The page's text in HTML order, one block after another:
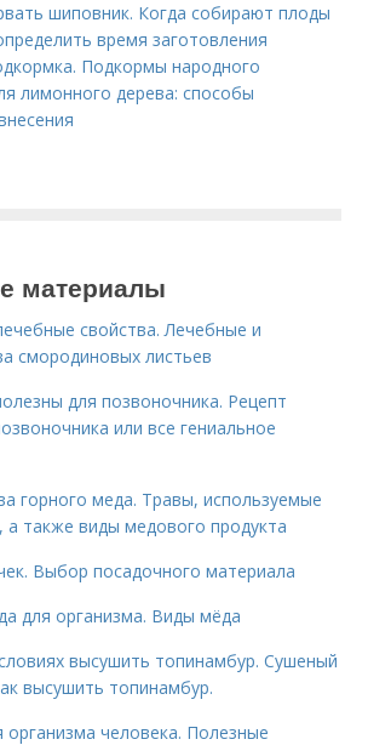
шиповник. Когда собирают плоды
время заготовления
Подкормы народного
лимонного дерева: способы
материалы
свойства. Лечебные и
смородиновых листьев
для позвоночника. Рецепт
или все гениальное
горного меда. Травы, используемые
а также виды медового продукта
Выбор посадочного материала
для организма. Виды мёда
высушить топинамбур. Сушеный
высушить топинамбур.
человека. Полезные